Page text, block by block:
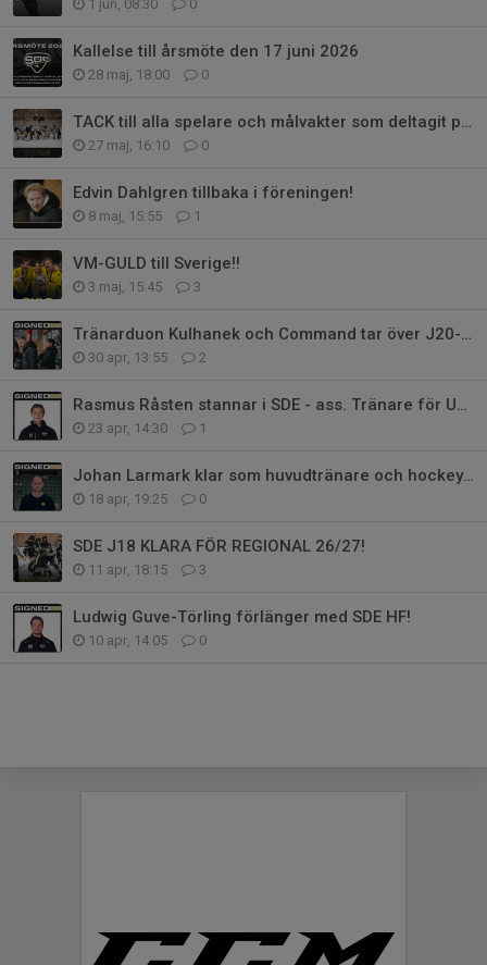
1 jun, 08:30 0
Kallelse till årsmöte den 17 juni 2026
28 maj, 18:00 0
TACK till alla spelare och målvakter som deltagit på Vårakademin!!
27 maj, 16:10 0
Edvin Dahlgren tillbaka i föreningen!
8 maj, 15:55 1
VM-GULD till Sverige!!
3 maj, 15:45 3
Tränarduon Kulhanek och Command tar över J20-laget
30 apr, 13:55 2
Rasmus Råsten stannar i SDE - ass. Tränare för U15 och instruktör på HG!
23 apr, 14:30 1
Johan Larmark klar som huvudtränare och hockeygymnasieansvarig!
18 apr, 19:25 0
SDE J18 KLARA FÖR REGIONAL 26/27!
11 apr, 18:15 3
Ludwig Guve-Törling förlänger med SDE HF!
10 apr, 14:05 0